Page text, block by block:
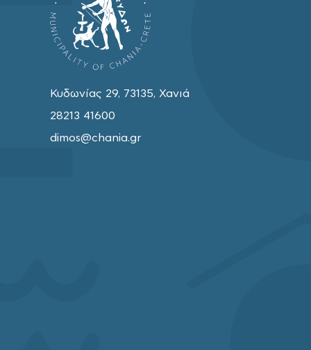
Κυδωνίας 29, 73135, Χανιά
28213 41600
dimos@chania.gr